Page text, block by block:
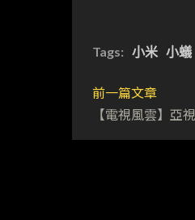
Tags: 小米 小蟻
前一篇文章
【電視風雲】亞